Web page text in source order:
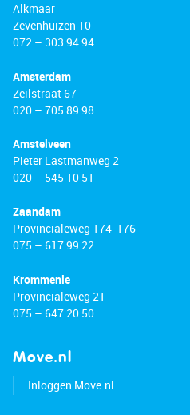
Alkmaar
Zevenhuizen 10
072 – 303 94 94
Amsterdam
Zeilstraat 67
020 – 705 89 98
Amstelveen
Pieter Lastmanweg 2
020 – 545 10 51
Zaandam
Provincialeweg 174-176
075 – 617 99 22
Krommenie
Provincialeweg 21
075 – 647 20 50
Move.nl
Inloggen Move.nl